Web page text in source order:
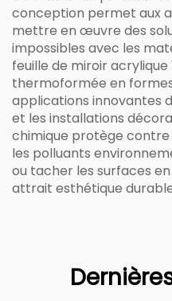
conception permet aux
mettre en œuvre des
impossibles avec les
feuille de miroir acrylique
thermoformée en
applications innovantes
et les installations
chimique protège
les polluants
ou tacher les surfaces
attrait esthétique